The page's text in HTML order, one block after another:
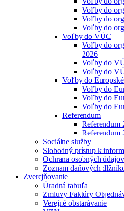
Voľby do
Voľby do
Voľby do
Voľby do VÚC
Voľby do
2026
Voľby do
Voľby do
Voľby do
Voľby do
Voľby do
Voľby do
Referendum
Referendum
Referendum
Sociálne služby
Slobodný prístup k
Ochrana osobných údajov
Zoznam daňových
Zverejňovanie
Úradná tabuľa
Zmluvy Faktúry
Verejné obstarávanie